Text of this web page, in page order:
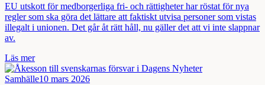
EU utskott för medborgerliga fri- och rättigheter har röstat för nya
regler som ska göra det lättare att faktiskt utvisa personer som vistas
illegalt i unionen. Det går åt rätt håll, nu gäller det att vi inte slappnar
av.
Läs mer
Samhälle10 mars 2026